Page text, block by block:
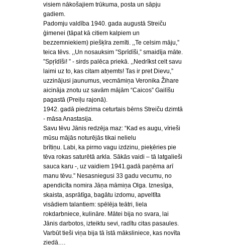
visiem nākošajiem trūkuma, posta un sāpju
gadiem.
Padomju valdība 1940. gada augustā Streiču
ģimenei (tāpat kā citiem kalpiem un
bezzemniekiem) piešķīra zemīti. ,,Te celsim māju,”
teica tēvs. ,,Un nosauksim ”Sprīdīši,” smaidīja māte.
”Spŗīdīši! ” - sirds palēca priekā. ,,Nedrīkst celt savu
laimi uz to, kas citam atņemts! Tas ir pret Dievu,”
uzzinājusi jaunumus, vecmāmiņa Veronika Žihare
aicināja znotu uz savām mājām “Caicos” Gailīšu
pagastā (Preiļu rajonā).
1942. gadā piedzima ceturtais bērns Streiču dzimtā
- māsa Anastasija.
Savu tēvu Jānis redzēja maz: “Kad es augu, vīrieši
mūsu mājās noturējās tikai nelielu
brītiņu. Labi, ka pirmo vagu izdzinu, pieķēries pie
tēva rokas saturētā arkla. Sākās vaidi – tā latgalieši
sauca karu -, uz vaidiem 1941.gadā paņēma arī
manu tēvu.” Nesasniegusi 33 gadu vecumu, no
apendicīta nomira Jāņa māmiņa Olga. Iznesīga,
skaista, asprātīga, bagātu izdomu, apveltīta
visādiem talantiem: spēlēja teātri, liela
rokdarbniece, kulināre. Mātei bija no svara, lai
Jānis darbotos, izteiktu sevi, radītu citas pasaules.
Varbūt tieši viņa bija tā īstā māksliniece, kas novīta
ziedā.…